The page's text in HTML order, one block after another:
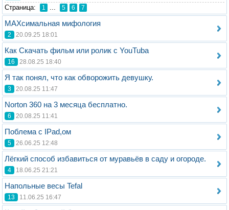
Стрaница: 1 5 6 7
МАХсимальная мифология
2 20.09.25 18:01
Как Скачать фильм или ролик с YouTubа
16 28.08.25 18:40
Я так понял, что как обворожить девушку.
3 20.08.25 11:47
Norton 360 на 3 месяца бесплатно.
6 20.08.25 11:41
Поблема с IPad,ом
5 26.06.25 12:48
Лёгкий способ избавиться от муравьёв в саду и огороде.
4 18.06.25 21:21
Напольные весы Tefal
13 11.06.25 16:47